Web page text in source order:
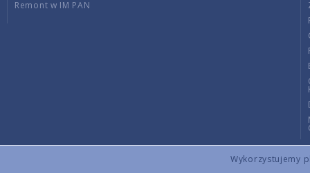
Wykorzystujemy
Remont w IM PAN